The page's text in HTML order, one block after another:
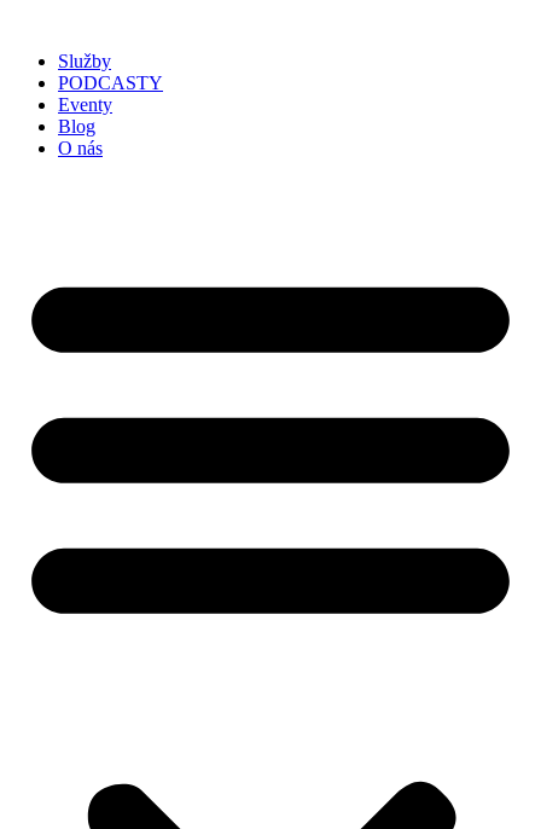
Služby
PODCASTY
Eventy
Blog
O nás